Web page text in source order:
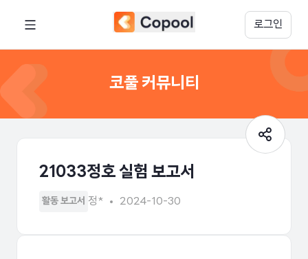
로그인
코풀 커뮤니티
21033정호 실험 보고서
활동 보고서 정* 2024-10-30